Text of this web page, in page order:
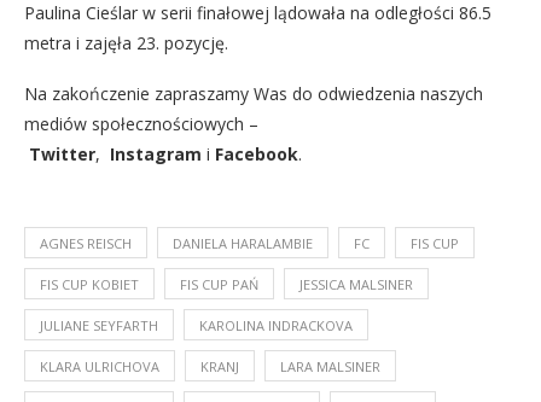
Paulina Cieślar w serii finałowej lądowała na odległości 86.5
metra i zajęła 23. pozycję.
Na zakończenie zapraszamy Was do odwiedzenia naszych
mediów społecznościowych –
Twitter, Instagram i Facebook.
AGNES REISCH DANIELA HARALAMBIE FC FIS CUP
FIS CUP KOBIET FIS CUP PAŃ JESSICA MALSINER
JULIANE SEYFARTH KAROLINA INDRACKOVA
KLARA ULRICHOVA KRANJ LARA MALSINER